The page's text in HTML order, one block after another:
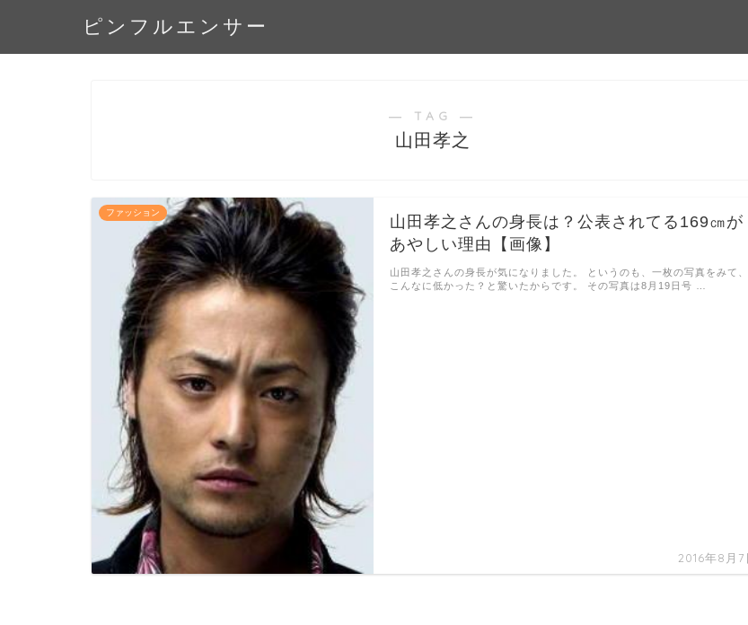
ピンフルエンサー
― TAG ―
山田孝之
ファッション
山田孝之さんの身長は？公表されてる169㎝が
あやしい理由【画像】
2016年8月7
山田孝之さんの身長が気になりました。 というのも、一枚の写真をみて、
こんなに低かった？と驚いたからです。 その写真は8月19日号 …